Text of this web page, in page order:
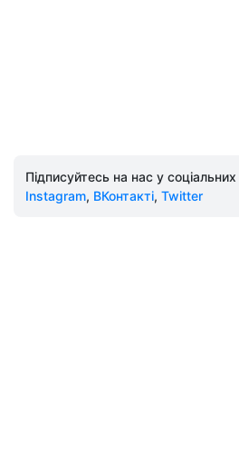
Підписуйтесь на нас у
Instagram, ВКонтакті, Twitter